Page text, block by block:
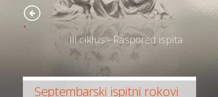
III ciklus - Raspored ispita
Septembarski ispitni rokovi